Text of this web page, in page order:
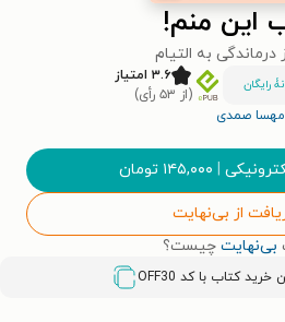
این منم!
به التیام
رایگان
۳.۶ امتیاز
(از ۵۳ رأی)
مهسا صمدی
| ۱۴۵,۰۰۰ تومان
از بی‌نهایت
بی‌نهایت چیست؟
OFF30